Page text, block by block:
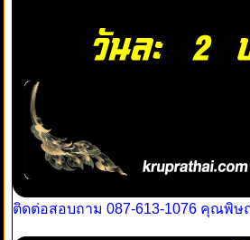
ติดต่อสอบถาม 087-613-1076 คุณพิ